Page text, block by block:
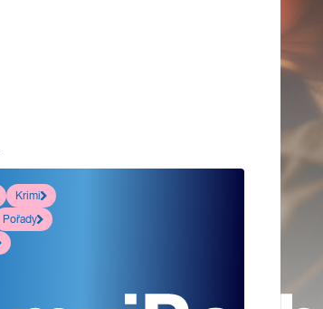
Krimi
Pořady